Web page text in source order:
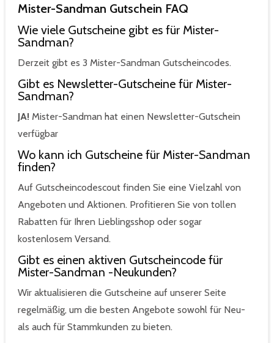
Mister-Sandman Gutschein FAQ
Wie viele Gutscheine gibt es für Mister-
Sandman?
Derzeit gibt es 3 Mister-Sandman Gutscheincodes.
Gibt es Newsletter-Gutscheine für Mister-
Sandman?
JA! Mister-Sandman hat einen Newsletter-Gutschein
verfügbar
Wo kann ich Gutscheine für Mister-Sandman
finden?
Auf Gutscheincodescout finden Sie eine Vielzahl von
Angeboten und Aktionen. Profitieren Sie von tollen
Rabatten für Ihren Lieblingsshop oder sogar
kostenlosem Versand.
Gibt es einen aktiven Gutscheincode für
Mister-Sandman -Neukunden?
Wir aktualisieren die Gutscheine auf unserer Seite
regelmäßig, um die besten Angebote sowohl für Neu-
als auch für Stammkunden zu bieten.